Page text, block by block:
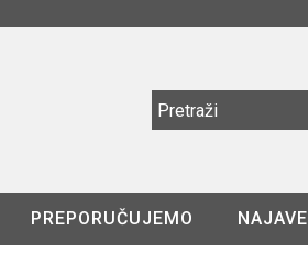
PREPORUČUJEMO NAJAVE